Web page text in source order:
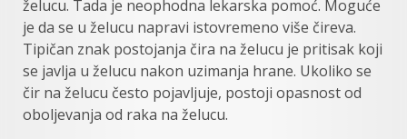
želucu. Tada je neophodna lekarska pomoć. Moguće
je da se u želucu napravi istovremeno više čireva.
Tipičan znak postojanja čira na želucu je pritisak koji
se javlja u želucu nakon uzimanja hrane. Ukoliko se
čir na želucu često pojavljuje, postoji opasnost od
oboljevanja od raka na želucu.